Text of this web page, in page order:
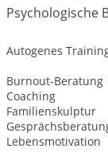
Psychologische
Autogenes
Burnout-Beratung
Coaching
Familienskulptur
Lebensmotivation